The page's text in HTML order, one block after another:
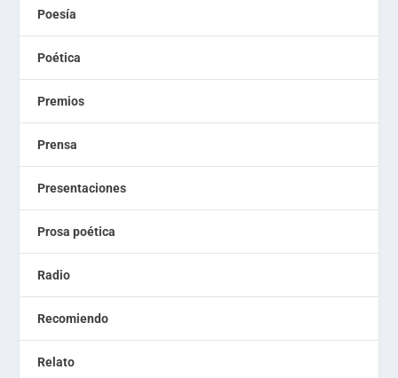
Poesía
Poética
Premios
Prensa
Presentaciones
Prosa poética
Radio
Recomiendo
Relato